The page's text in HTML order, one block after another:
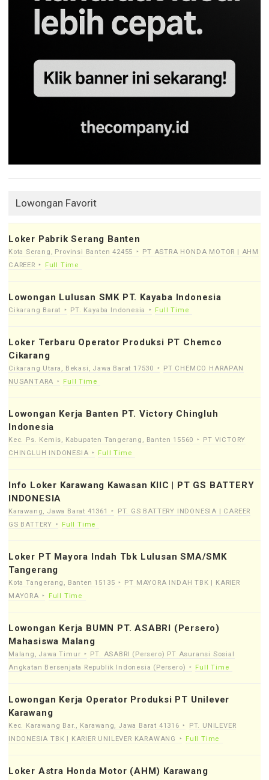
Lowongan Favorit
Loker Pabrik Serang Banten
Kota Serang, Provinsi Banten 42455
PT ASTRA HONDA MOTOR | AHM
CAREER
Full Time
Lowongan Lulusan SMK PT. Kayaba Indonesia
Cikarang Barat PT. Kayaba Indonesia Full Time
Loker Terbaru Operator Produksi PT Chemco
Cikarang
Cikarang Utara, Bekasi, Jawa Barat 17530
PT CHEMCO HARAPAN
NUSANTARA
Full Time
Lowongan Kerja Banten PT. Victory Chingluh
Indonesia
Kec. Ps. Kemis, Kabupaten Tangerang, Banten 15560
PT VICTORY
CHINGLUH INDONESIA
Full Time
Info Loker Karawang Kawasan KIIC | PT GS BATTERY
INDONESIA
Karawang, Jawa Barat 41361
PT. GS BATTERY INDONESIA | CAREER
GS BATTERY
Full Time
Loker PT Mayora Indah Tbk Lulusan SMA/SMK
Tangerang
Kota Tangerang, Banten 15135
PT MAYORA INDAH TBK | KARIER
MAYORA
Full Time
Lowongan Kerja BUMN PT. ASABRI (Persero)
Mahasiswa Malang
Malang, Jawa Timur
PT. ASABRI (Persero) PT Asuransi Sosial
Angkatan Bersenjata Republik Indonesia (Persero)
Full Time
Lowongan Kerja Operator Produksi PT Unilever
Karawang
Kec. Karawang Bar., Karawang, Jawa Barat 41316
PT. UNILEVER
INDONESIA TBK | KARIER UNILEVER KARAWANG
Full Time
Loker Astra Honda Motor (AHM) Karawang